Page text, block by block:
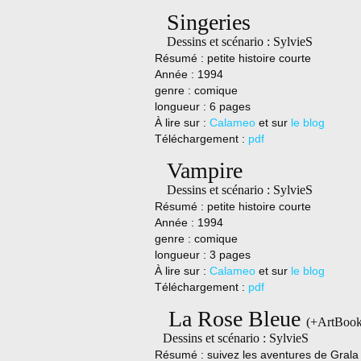
Singeries
Dessins et scénario : SylvieS
Résumé : petite histoire courte
Année : 1994
genre : comique
longueur : 6 pages
À lire sur : Calameo et sur le blog
Téléchargement : pdf
Vampire
Dessins et scénario : SylvieS
Résumé : petite histoire courte
Année : 1994
genre : comique
longueur : 3 pages
À lire sur : Calameo et sur le blog
Téléchargement : pdf
La Rose Bleue
Dessins et scénario : SylvieS
Résumé : suivez les aventures de Grala